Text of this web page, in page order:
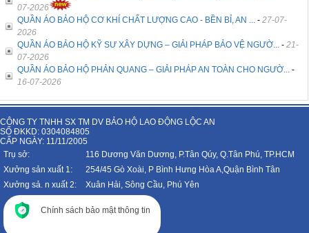
07-2026
QUẦN ÁO BẢO HỘ CƠ KHÍ CHẤT LƯỢNG CAO - BỀN BỈ, AN ...
- 27-07-
2026
QUẦN ÁO BẢO HỘ KỸ SƯ XÂY DỰNG – GIẢI PHÁP BẢO VỆ NGƯỜ...
- 21-
07-2026
QUẦN ÁO BẢO HỘ PHẢN QUANG – GIẢI PHÁP AN TOÀN CHO NGƯỜ...
-
16-07-2026
CÔNG TY TNHH SX TM DV BẢO HỘ LAO ĐỘNG LỘC AN
SỐ ĐKKD: 0304084805
CẤP NGÀY: 11/11/2005
Trụ sở:
116 Dương Văn Dương, P.Tân Qúy, Q.Tân Phú, TP.HCM
Xưởng sản xuất 1:
254/45 Gò Xoài, P Bình Hưng Hòa A,Quận Bình Tân
Xưởng sả. n xuất 2:
Xuân Hải, Sông Cầu, Phú Yên
Chính sách bảo mật thông tin